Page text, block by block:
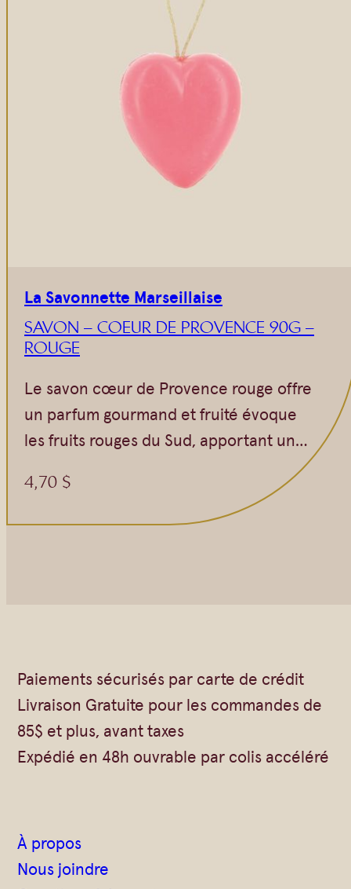
La Savonnette Marseillaise
SAVON – COEUR DE PROVENCE 90G –
ROUGE
Le savon cœur de Provence rouge offre
un parfum gourmand et fruité évoque
les fruits rouges du Sud, apportant un…
4,70 $
Paiements sécurisés par carte de crédit
Livraison Gratuite pour les commandes de
85$ et plus, avant taxes
Expédié en 48h ouvrable par colis accéléré
À propos
Nous joindre